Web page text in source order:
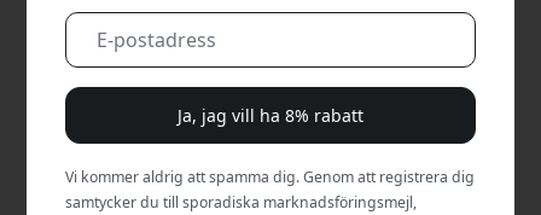
Ja, jag vill ha 8% rabatt
Vi kommer aldrig att spamma dig. Genom att registrera dig
samtycker du till sporadiska marknadsföringsmejl,